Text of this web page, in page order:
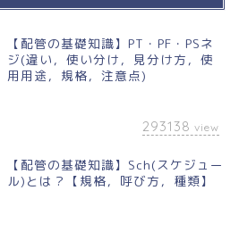
【配管の基礎知識】PT・PF・PSネ
ジ(違い，使い分け，見分け方，使
用用途，規格，注意点)
293138 view
【配管の基礎知識】Sch(スケジュー
ル)とは？【規格，呼び方，種類】